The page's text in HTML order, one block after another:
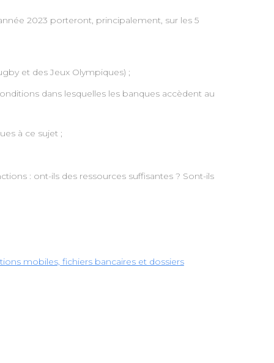
2023 porteront, principalement, sur les 5
et des Jeux Olympiques) ;
dans lesquelles les banques accèdent au
à ce sujet ;
: ont-ils des ressources suffisantes ? Sont-ils
mobiles, fichiers bancaires et dossiers